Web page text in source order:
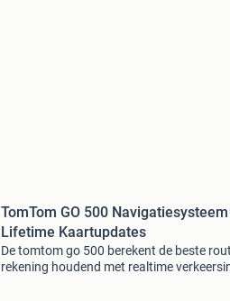
TomTom GO 500
Lifetime Kaartupdates
De tomtom go 500 berekent de beste
rekening houdend met realtime